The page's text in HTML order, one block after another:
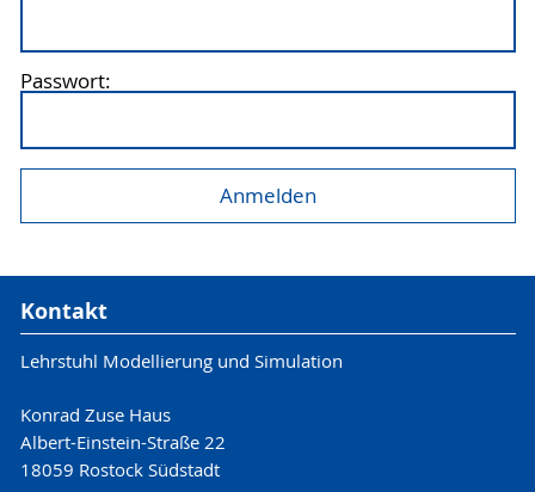
Passwort:
Kontakt
Lehrstuhl Modellierung und Simulation
Konrad Zuse Haus
Albert-Einstein-Straße 22
18059 Rostock Südstadt